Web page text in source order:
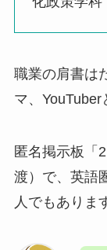
職業の肩書は
マ、YouTuber
匿名掲示板「
渡）で、英語
人でもありま